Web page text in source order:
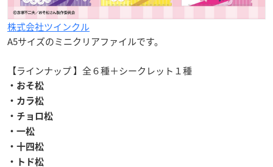
株式会社ツインクル
A5サイズのミニクリアファイルです。
【ラインナップ 】全６種＋シークレット１種
・おそ松
・カラ松
・チョロ松
・一松
・十四松
・トド松